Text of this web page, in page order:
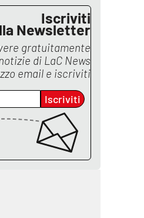
Iscriviti
Newsletter
gratuitamente
di LaC News
email e iscriviti
Iscriviti